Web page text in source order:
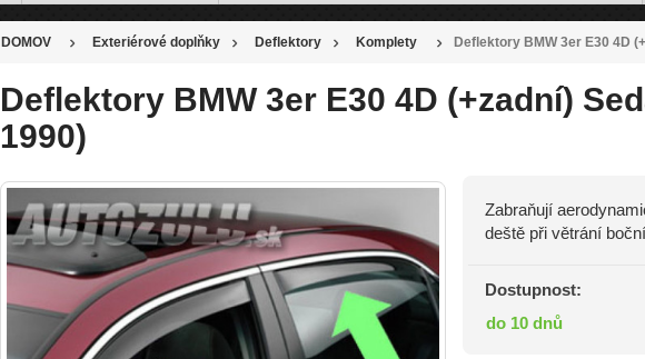
DOMOV Exteriérové doplňky Deflektory Komplety Deflektory BMW 3er E30 4D
Deflektory BMW 3er E30 4D (+zadní)
1990)
Zabraňují
deště při větrání
Dostupnost:
do 10 dnů